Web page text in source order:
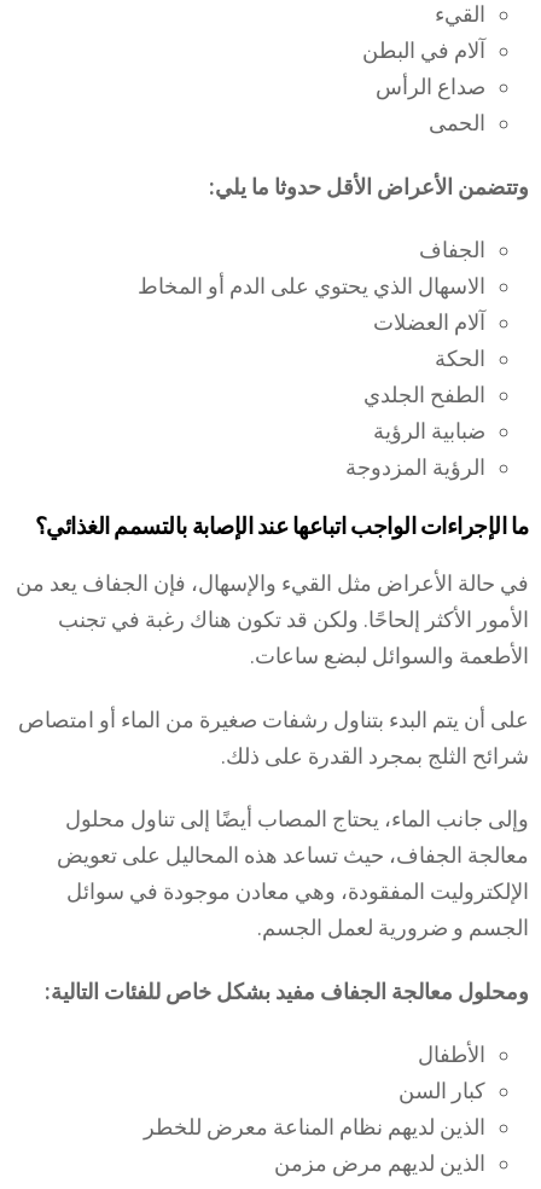
القيء
آلام في البطن
صداع الرأس
الحمى
وتتضمن الأعراض الأقل حدوثا ما يلي:
الجفاف
الاسهال الذي يحتوي على الدم أو المخاط
آلام العضلات
الحكة
الطفح الجلدي
ضبابية الرؤية
الرؤية المزدوجة
ما الإجراءات الواجب اتباعها عند الإصابة بالتسمم الغذائي؟
في حالة الأعراض مثل القيء والإسهال، فإن الجفاف يعد من
الأمور الأكثر إلحاحًا. ولكن قد تكون هناك رغبة في تجنب
الأطعمة والسوائل لبضع ساعات.
على أن يتم البدء بتناول رشفات صغيرة من الماء أو امتصاص
شرائح الثلج بمجرد القدرة على ذلك.
وإلى جانب الماء، يحتاج المصاب أيضًا إلى تناول محلول
معالجة الجفاف، حيث تساعد هذه المحاليل على تعويض
الإلكتروليت المفقودة، وهي معادن موجودة في سوائل
الجسم و ضرورية لعمل الجسم.
ومحلول معالجة الجفاف مفيد بشكل خاص للفئات التالية:
الأطفال
كبار السن
الذين لديهم نظام المناعة معرض للخطر
الذين لديهم مرض مزمن